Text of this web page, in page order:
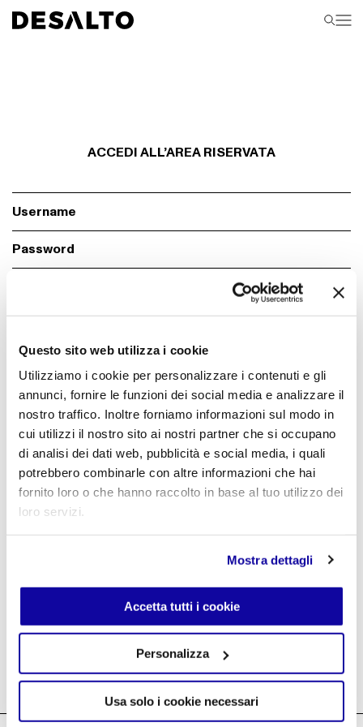
Questo sito web utilizza i cookie
Utilizziamo i cookie per personalizzare i contenuti e gli
annunci, fornire le funzioni dei social media e analizzare il
nostro traffico. Inoltre forniamo informazioni sul modo in
cui utilizzi il nostro sito ai nostri partner che si occupano
di analisi dei dati web, pubblicità e social media, i quali
potrebbero combinarle con altre informazioni che hai
fornito loro o che hanno raccolto in base al tuo utilizzo dei
loro servizi.
Mostra dettagli
Accetta tutti i cookie
Personalizza
Usa solo i cookie necessari
ACCEDI ALL’AREA RISERVATA
Ci sono degli errori.
Controlla il form, i campi con * sono obbigatori
Login
Password dimenticata?
Crea un account